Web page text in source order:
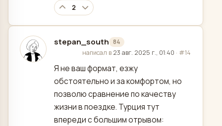
2
stepan_south 84
отредактировано
написал в 23 авг. 2025 г., 01:40 · #14
Я не ваш формат, езжу
обстоятельно и за комфортом, но
позволю сравнение по качеству
жизни в поездке. Турция тут
впереди с большим отрывом: